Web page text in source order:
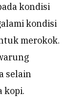
kondisi
kondisi
merokok.
selain
kopi.